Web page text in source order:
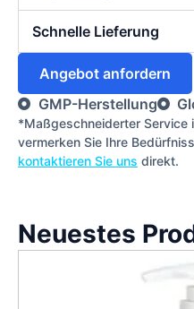
Schnelle Lieferung
Angebot anfordern
GMP-Herstellung
*Maßgeschneiderter Service
vermerken Sie Ihre
kontaktieren Sie uns direkt.
Neuestes